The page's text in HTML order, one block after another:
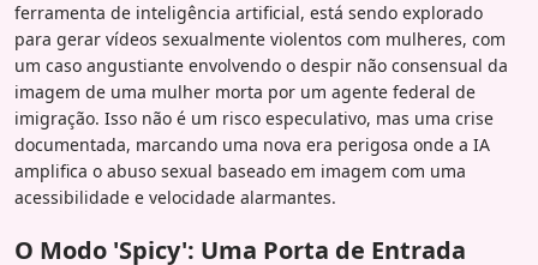
ferramenta de inteligência artificial, está sendo explorado
para gerar vídeos sexualmente violentos com mulheres, com
um caso angustiante envolvendo o despir não consensual da
imagem de uma mulher morta por um agente federal de
imigração. Isso não é um risco especulativo, mas uma crise
documentada, marcando uma nova era perigosa onde a IA
amplifica o abuso sexual baseado em imagem com uma
acessibilidade e velocidade alarmantes.
O Modo 'Spicy': Uma Porta de Entrada